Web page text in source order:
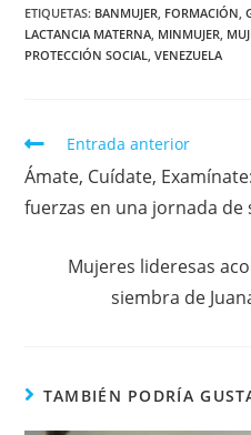
ETIQUETAS: BANMUJER, FORMACIÓN,
LACTANCIA MATERNA, MINMUJER,
PROTECCIÓN SOCIAL, VENEZUELA
Entrada anterior
Ámate, Cuídate,
fuerzas en una jornada de
Mujeres lideresas
siembra de
TAMBIÉN PODRÍA